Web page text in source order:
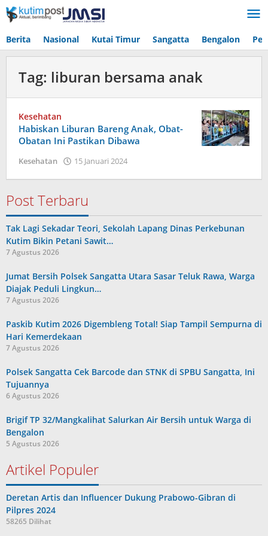
Lewati
ke
Berita Nasional Kutai Timur Sangatta Bengalon
Tag: liburan bersama anak
Kesehatan
Habiskan Liburan Bareng Anak, Obat-
Obatan Ini Pastikan Dibawa
Kesehatan 15 Januari 2024
Post Terbaru
Tak Lagi Sekadar Teori, Sekolah Lapang Dinas Perkebunan
Kutim Bikin Petani Sawit…
7 Agustus 2026
Jumat Bersih Polsek Sangatta Utara Sasar Teluk Rawa, Warga
Diajak Peduli Lingkun…
7 Agustus 2026
Paskib Kutim 2026 Digembleng Total! Siap Tampil Sempurna di
Hari Kemerdekaan
7 Agustus 2026
Polsek Sangatta Cek Barcode dan STNK di SPBU Sangatta, Ini
Tujuannya
6 Agustus 2026
Brigif TP 32/Mangkalihat Salurkan Air Bersih untuk Warga di
Bengalon
5 Agustus 2026
Artikel Populer
Deretan Artis dan Influencer Dukung Prabowo-Gibran di
Pilpres 2024
58265 Dilihat